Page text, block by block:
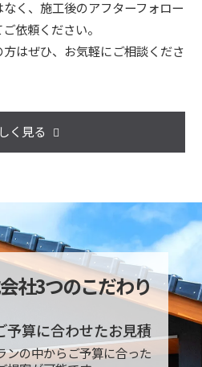
く、施工後のアフターフォロー
依頼ください。
はぜひ、お気軽にご相談くださ
く見る
社3つのこだわり
予算に合わせたお見積
ンの中からご予算に合った